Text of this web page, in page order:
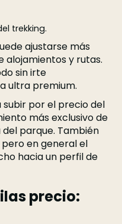
trekking.
ajustarse más
alojamientos y rutas.
sin irte
ultra premium.
subir por el precio del
más exclusivo de
parque. También
en general el
hacia un perfil de
precio: